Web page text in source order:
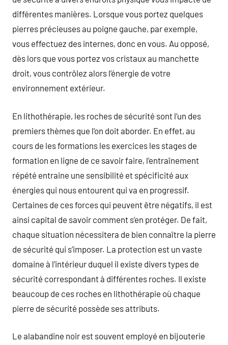
différentes manières. Lorsque vous portez quelques
pierres précieuses au poigne gauche, par exemple,
vous effectuez des internes, donc en vous. Au opposé,
dès lors que vous portez vos cristaux au manchette
droit, vous contrôlez alors l’énergie de votre
environnement extérieur.
En lithothérapie, les roches de sécurité sont l’un des
premiers thèmes que l’on doit aborder. En effet, au
cours de les formations les exercices les stages de
formation en ligne de ce savoir faire, l’entraînement
répété entraine une sensibilité et spécificité aux
énergies qui nous entourent qui va en progressif.
Certaines de ces forces qui peuvent être négatifs, il est
ainsi capital de savoir comment s’en protéger. De fait,
chaque situation nécessitera de bien connaître la pierre
de sécurité qui s’imposer. La protection est un vaste
domaine à l’intérieur duquel il existe divers types de
sécurité correspondant à différentes roches. Il existe
beaucoup de ces roches en lithothérapie où chaque
pierre de sécurité possède ses attributs.
Le alabandine noir est souvent employé en bijouterie